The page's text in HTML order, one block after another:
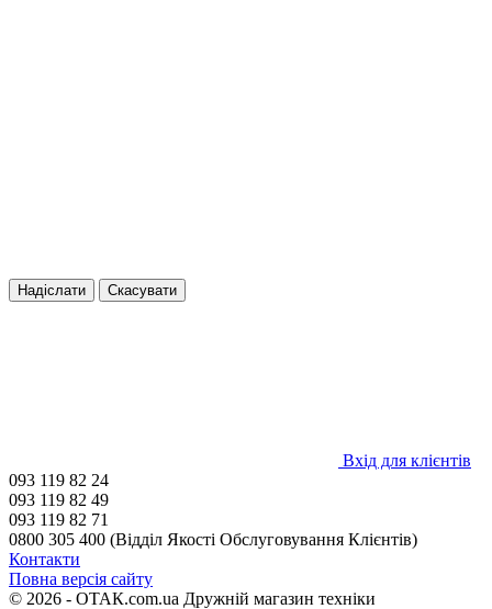
Надіслати Скасувати
Вхід для клієнтів
093 119 82 24
093 119 82 49
093 119 82 71
0800 305 400 (Відділ Якості Обслуговування Клієнтів)
Контакти
Повна версія сайту
© 2026 - ОТАК.com.ua Дружній магазин техніки